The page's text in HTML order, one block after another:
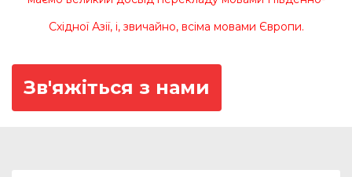
Східної Азії, і, звичайно, всіма мовами Європи.
Зв'яжіться з нами